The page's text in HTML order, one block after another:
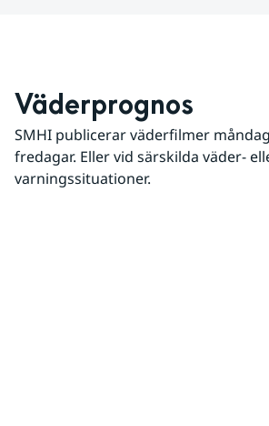
Väderprognos
SMHI publicerar väderfilmer
fredagar. Eller vid särskilda väder-
varningssituationer.